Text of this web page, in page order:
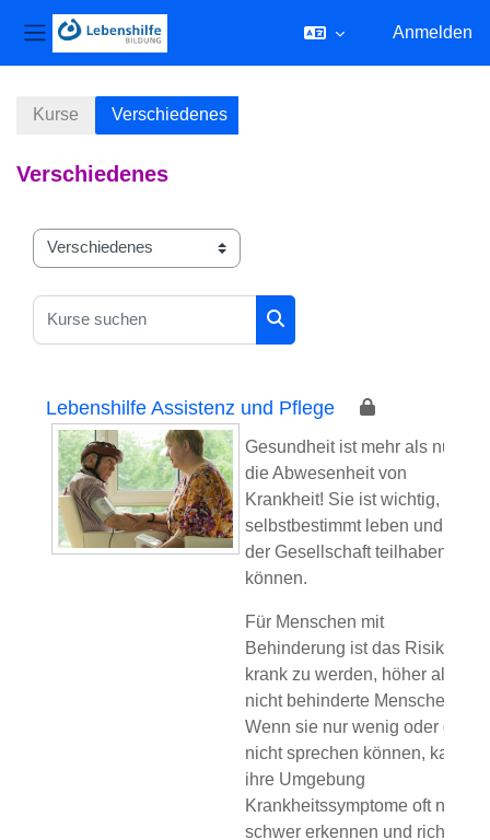
Website-Übersicht
Anmelden
Kurse Verschiedenes
Verschiedenes
Kursbereiche
Kurse suchen
Kurse suchen
Lebenshilfe Assistenz und Pflege
Gesundheit ist mehr als nur
die Abwesenheit von
Krankheit! Sie ist wichtig, um
selbstbestimmt leben und an
der Gesellschaft teilhaben zu
können.
Für Menschen mit
Behinderung ist das Risiko,
krank zu werden, höher als für
nicht behinderte Menschen.
Wenn sie nur wenig oder gar
nicht sprechen können, kann
ihre Umgebung
Krankheitssymptome oft nur
schwer erkennen und richtig